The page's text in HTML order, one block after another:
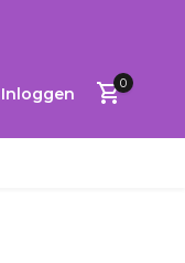
Inloggen
0